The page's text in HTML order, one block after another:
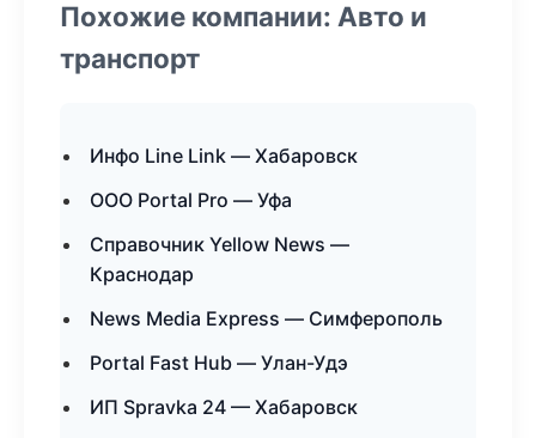
Похожие компании: Авто и
транспорт
Инфо Line Link — Хабаровск
ООО Portal Pro — Уфа
Справочник Yellow News —
Краснодар
News Media Express — Симферополь
Portal Fast Hub — Улан-Удэ
ИП Spravka 24 — Хабаровск